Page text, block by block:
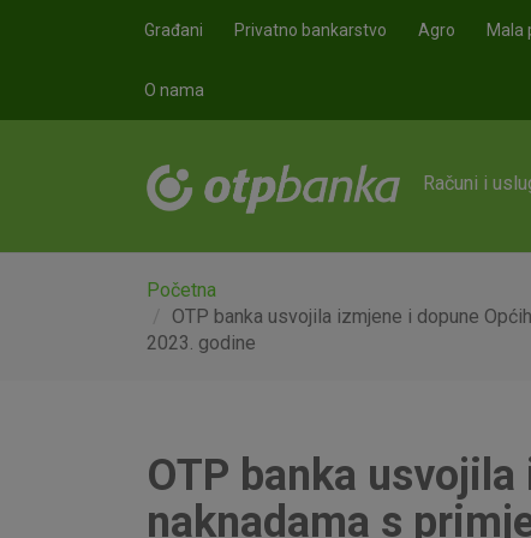
Građani Privatno bankarstvo Agro Mala
O nama
Računi i
Početna
OTP banka usvojila izmjene i dopune
2023. godine
OTP banka
naknadama s